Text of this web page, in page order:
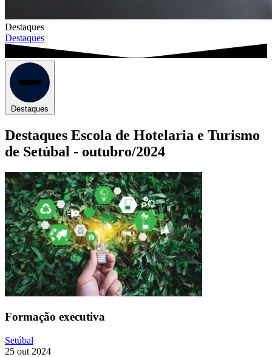
Destaques
Destaques
Destaques
Destaques Escola de Hotelaria e Turismo
de Setúbal - outubro/2024
Formação executiva
Setúbal
25 out 2024